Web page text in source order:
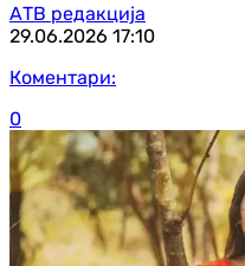
АТВ редакција
29.06.2026 17:10
Коментари:
0